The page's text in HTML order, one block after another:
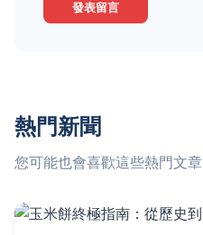
發表留言
熱門新聞
您可能也會喜歡這些熱門文章